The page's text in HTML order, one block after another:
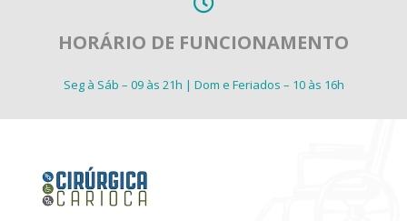
HORÁRIO DE FUNCIONAMENTO
Seg à Sáb – 09 às 21h | Dom e Feriados – 10 às 16h